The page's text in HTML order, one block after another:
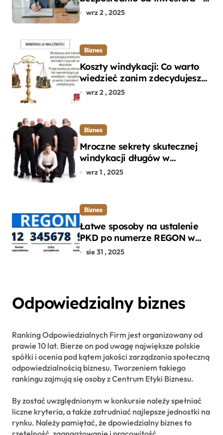
dlaczego warto?
wrz 2 , 2025
Biznes
Koszty windykacji: Co warto
wiedzieć zanim zdecydujesz
się na odzyskanie długu?
wrz 2 , 2025
Biznes
Mroczne sekrety skutecznej
windykacji długów w
departamencie windykacji
wrz 1 , 2025
Biznes
Łatwe sposoby na ustalenie
PKD po numerze REGON w
kilku prostych krokach
sie 31 , 2025
Odpowiedzialny biznes
Ranking Odpowiedzialnych Firm jest organizowany od
prawie 10 lat. Bierze on pod uwagę największe polskie
spółki i ocenia pod kątem jakości zarządzania społeczną
odpowiedzialnością biznesu. Tworzeniem takiego
rankingu zajmują się osoby z Centrum Etyki Biznesu.
By zostać uwzględnionym w konkursie należy spełniać
liczne kryteria, a także zatrudniać najlepsze jednostki na
rynku. Należy pamiętać, że dpowiedzialny biznes to